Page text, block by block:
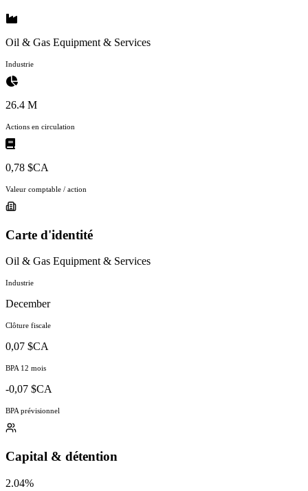
Oil & Gas Equipment & Services
Industrie
26.4 M
Actions en circulation
0,78 $CA
Valeur comptable / action
Carte d'identité
Oil & Gas Equipment & Services
Industrie
December
Clôture fiscale
0,07 $CA
BPA 12 mois
-0,07 $CA
BPA prévisionnel
Capital & détention
2.04%